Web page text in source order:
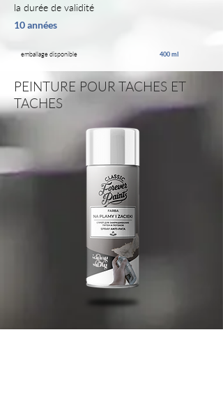
la durée de validité
10 années
emballage disponible 400 ml
PEINTURE POUR TACHES ET
TACHES